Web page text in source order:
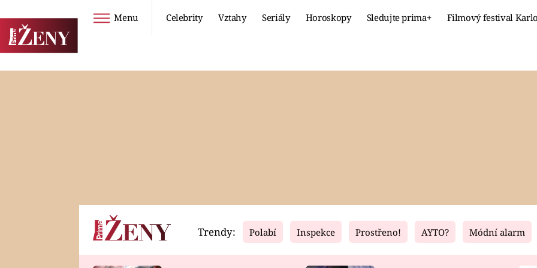
Menu Celebrity Vztahy Seriály Horoskopy Sledujte prima+ Filmový festival
Horoskopy Video Fresh Living
Trendy: Polabí Inspekce Prostřeno! AYTO? Módní alarm